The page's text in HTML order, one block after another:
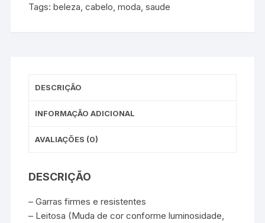
Tags:beleza ,cabelo ,moda ,saude
DESCRIÇÃO
INFORMAÇÃO ADICIONAL
AVALIAÇÕES (0)
DESCRIÇÃO
– Garras firmes e resistentes
– Leitosa (Muda de cor conforme luminosidade,